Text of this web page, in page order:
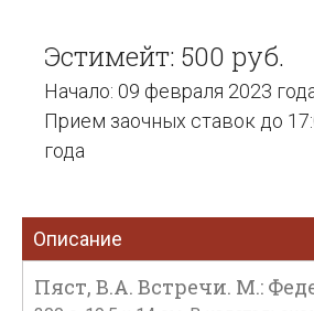
Эстимейт: 500 руб.
Начало: 09 февраля 2023
Прием заочных ставок до
года
Описание
Пяст, В.А. Встречи. М.: